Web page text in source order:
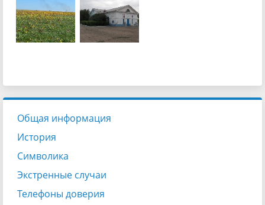
Общая информация
История
Символика
Экстренные случаи
Телефоны доверия